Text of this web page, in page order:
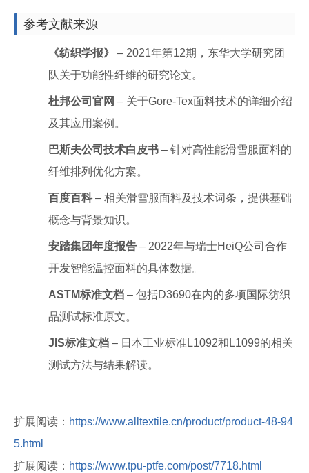
参考文献来源
《纺织学报》
– 2021年第12期，东华大学研究团
队关于功能性纤维的研究论文。
杜邦公司官网 – 关于Gore-Tex面料技术的详细介绍
及其应用案例。
巴斯夫公司技术白皮书 – 针对高性能滑雪服面料的
纤维排列优化方案。
百度百科– 相关滑雪服面料及技术词条，提供基础
概念与背景知识。
安踏集团年度报告 – 2022年与瑞士HeiQ公司合作
开发智能温控面料的具体数据。
ASTM标准文档 – 包括D3690在内的多项国际纺织
品测试标准原文。
JIS标准文档 – 日本工业标准L1092和L1099的相关
测试方法与结果解读。
扩展阅读： https://www.alltextile.cn/product/product-48-94
5.html
扩展阅读： https://www.tpu-ptfe.com/post/7718.html